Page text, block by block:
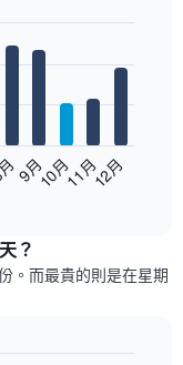
9月10月11月12月
？
。而最貴的則是在星期